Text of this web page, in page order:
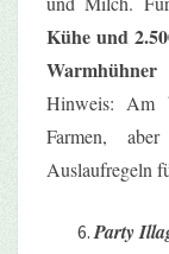
Kühe und
Hinweis: Am
Farmen,
Auslaufregeln
Party